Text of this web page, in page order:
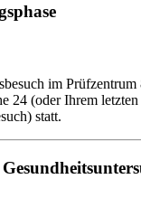
im Prüfzentrum
24 (oder Ihrem letzten
statt.